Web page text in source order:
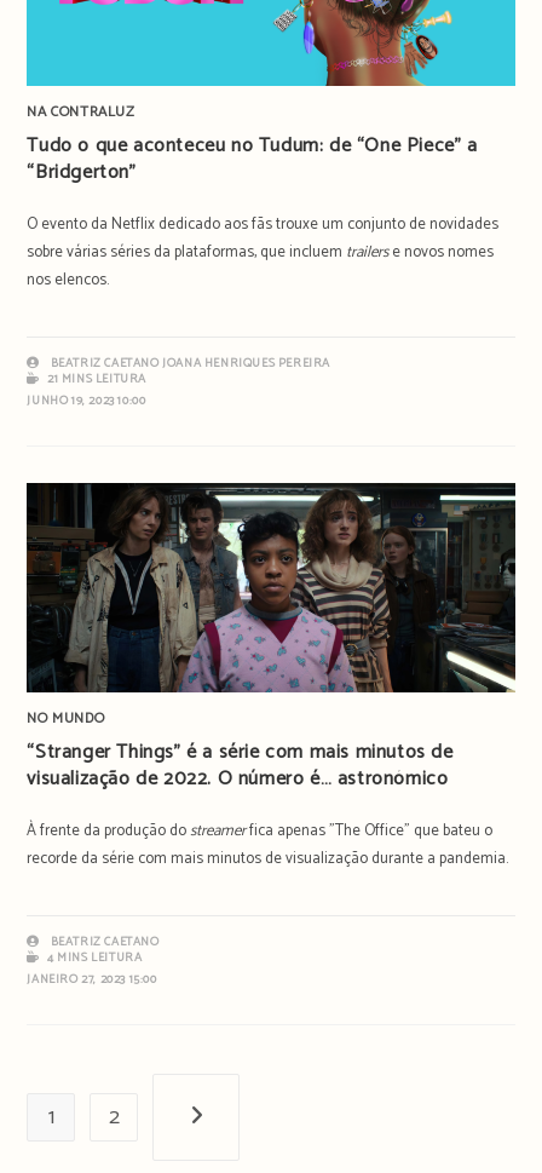
NA CONTRALUZ
Tudo o que aconteceu no Tudum: de “One Piece” a
“Bridgerton”
O evento da Netflix dedicado aos fãs trouxe um conjunto de novidades
sobre várias séries da plataformas, que incluem trailerse novos nomes
nos elencos.
BEATRIZ CAETANO JOANA HENRIQUES PEREIRA
21 MINS LEITURA
JUNHO 19, 2023 10:00
NO MUNDO
“Stranger Things” é a série com mais minutos de
visualização de 2022. O número é… astronómico
À frente da produção dostreamerfica apenas "The Office" que bateu o
recorde da série com mais minutos de visualização durante a pandemia.
BEATRIZ CAETANO
4 MINS LEITURA
JANEIRO 27, 2023 15:00
1 2 Próxima página